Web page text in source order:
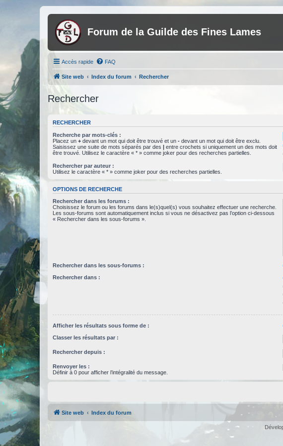
Forum de la Guilde des Fines Lames
Accès rapide FAQ
Site web Index du forum Rechercher
Rechercher
RECHERCHER
Recherche par mots-clés :
Placez un + devant un mot qui doit être trouvé et un - devant un mot qui doit être exclu.
Saisissez une suite de mots séparés par des | entre crochets si uniquement un des mots doit
être trouvé. Utilisez le caractère « * » comme joker pour des recherches partielles.
Rechercher par auteur :
Utilisez le caractère « * » comme joker pour des recherches partielles.
OPTIONS DE RECHERCHE
Rechercher dans les forums :
Choisissez le forum ou les forums dans le(s)quel(s) vous souhaitez effectuer une recherche.
Les sous-forums sont automatiquement inclus si vous ne désactivez pas l’option ci-dessous
« Rechercher dans les sous-forums ».
Rechercher dans les sous-forums :
Rechercher dans :
Afficher les résultats sous forme de :
Classer les résultats par :
Rechercher depuis :
Renvoyer les :
Définir à 0 pour afficher l’intégralité du message.
Site web Index du forum